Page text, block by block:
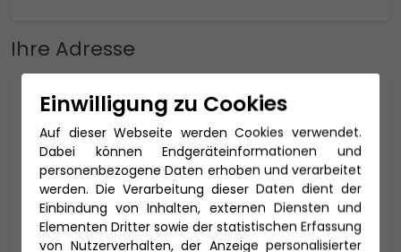
Ihre Adresse
Anrede *
Titel
Einwilligung zu Cookies
Auf dieser Webseite werden Cookies verwendet.
Dabei können Endgeräteinformationen und
personenbezogene Daten erhoben und verarbeitet
werden. Die Verarbeitung dieser Daten dient der
Einbindung von Inhalten, externen Diensten und
Elementen Dritter sowie der statistischen Erfassung
von Nutzerverhalten, der Anzeige personalisierter